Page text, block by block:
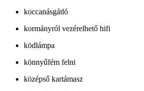
koccanásgátló
kormányról vezérelhető hifi
ködlámpa
könnyűfém felni
középső kartámasz